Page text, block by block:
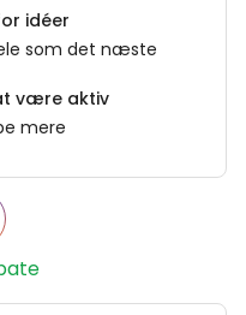
idéer
som det næste
være aktiv
mere